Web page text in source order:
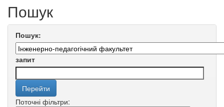
Пошук
Пошук:
запит
Поточні фільтри: